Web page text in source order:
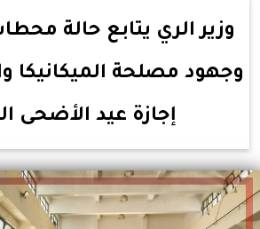
وزير الري يتابع حالة
وجهود مصلحة الميكانيكا
إجازة عيد الأضحى